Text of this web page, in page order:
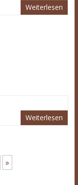
Weiterlesen
Weiterlesen
»